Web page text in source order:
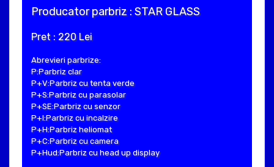
Producator parbriz : STAR GLASS
Pret : 220 Lei
Abrevieri parbrize:
P:Parbriz clar
P+V:Parbriz cu tenta verde
P+S:Parbriz cu parasolar
P+SE:Parbriz cu senzor
P+I:Parbriz cu incalzire
P+H:Parbriz heliomat
P+C:Parbriz cu camera
P+Hud:Parbriz cu head up display